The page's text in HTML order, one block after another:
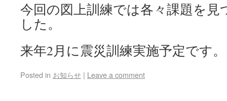
今回の図上訓練では各々課題を
した。
来年2月に震災訓練実施予定です。
Posted in お知らせ | Leave a comment